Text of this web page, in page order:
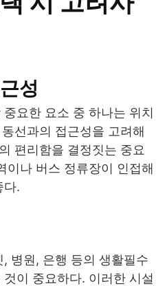
성
요한 요소 중 하나는 위치
선과의 접근성을 고려해
편리함을 결정짓는 중요
이나 버스 정류장이 인접해
다.
병원, 은행 등의 생활필수
이 중요하다. 이러한 시설